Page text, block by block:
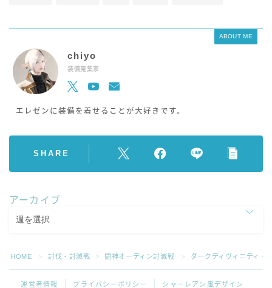
ABOUT ME
chiyo
装備蒐集家
エレゼンに装備を着せることが大好きです。
SHARE
アーカイブ
HOME ＞ 討伐・討滅戦 ＞ 闘神オーディン討滅戦 ＞ ダークディヴィニティ・
運営者情報 プライバシーポリシー シャーレアン風デザイン